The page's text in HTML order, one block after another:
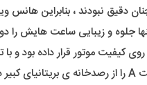
دقیق نبودند ، بنابراین
جلوه و زیبایی ساعت هایش را
و با تلاش های مستمر در سال ۱۹۱۰ گواهینامه ی دقت